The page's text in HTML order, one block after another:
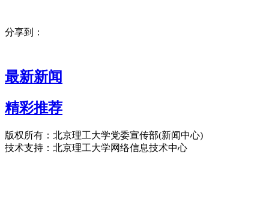
分享到：
最新新闻
精彩推荐
版权所有：北京理工大学党委宣传部(新闻中心)
技术支持：北京理工大学网络信息技术中心